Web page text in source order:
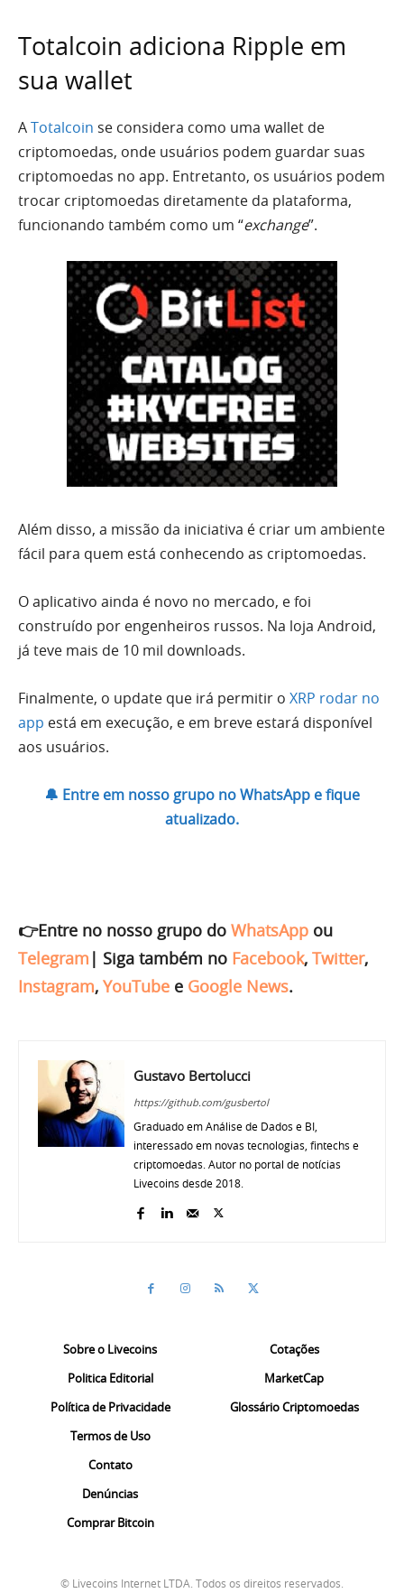
Totalcoin adiciona Ripple em
sua wallet
ATotalcoin se considera como uma wallet de
criptomoedas, onde usuários podem guardar suas
criptomoedas no app. Entretanto, os usuários podem
trocar criptomoedas diretamente da plataforma,
funcionando também como um “exchange”.
Além disso, a missão da iniciativa é criar um ambiente
fácil para quem está conhecendo as criptomoedas.
O aplicativo ainda é novo no mercado, e foi
construído por engenheiros russos. Na loja Android,
já teve mais de 10 mil downloads.
Finalmente, o update que irá permitir o XRP rodar no
app está em execução, e em breve estará disponível
aos usuários.
🔔 Entre em nosso grupo no WhatsApp e fique
atualizado.
👉Entre no nosso grupo do WhatsApp ou
Telegram | Siga também no Facebook, Twitter,
Instagram, YouTube e Google News.
Gustavo Bertolucci
https://github.com/gusbertol
Graduado em Análise de Dados e BI,
interessado em novas tecnologias, fintechs e
criptomoedas. Autor no portal de notícias
Livecoins desde 2018.
Sobre o Livecoins
Politica Editorial
Política de Privacidade
Termos de Uso
Contato
Denúncias
Comprar Bitcoin
Cotações
MarketCap
Glossário Criptomoedas
© Livecoins Internet LTDA. Todos os direitos reservados.